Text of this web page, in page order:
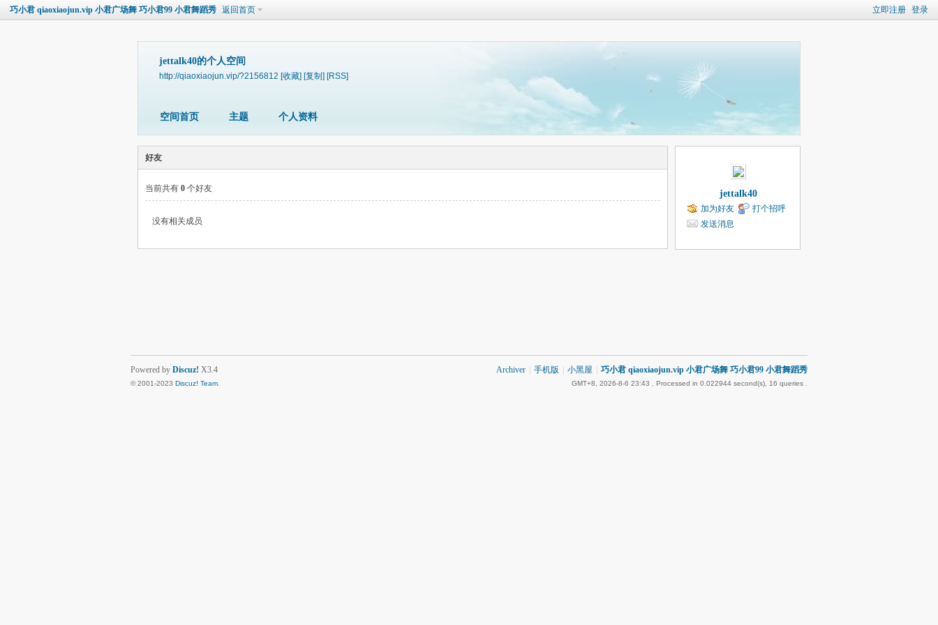
立即注册 登录
巧小君 qiaoxiaojun.vip 小君广场舞 巧小君99 小君舞蹈秀 返回首页
jettalk40的个人空间
http://qiaoxiaojun.vip/?2156812 [收藏] [复制] [RSS]
空间首页 主题 个人资料
好友
当前共有 0 个好友
没有相关成员
jettalk40
加为好友
打个招呼
发送消息
Archiver 手机版 小黑屋 巧小君 qiaoxiaojun.vip 小君广场舞 巧小君99 小君舞蹈秀
GMT+8, 2026-8-6 23:43 , Processed in 0.022944 second(s), 16 queries .
Powered by Discuz! X3.4
© 2001-2023 Discuz! Team